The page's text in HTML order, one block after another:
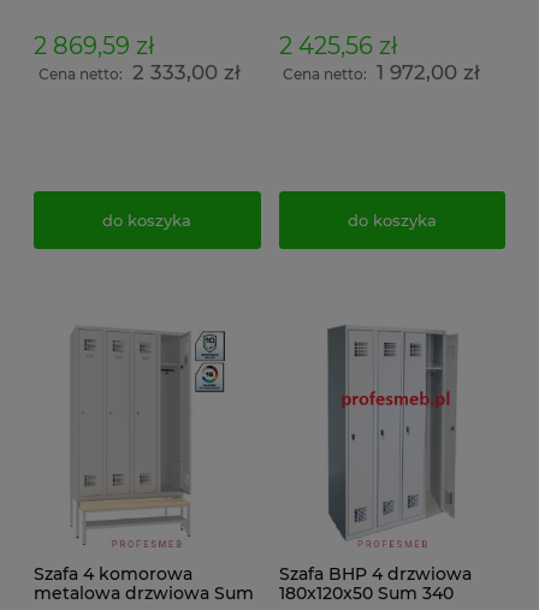
drewniana wysuwana Pw
431 półka na obuwie i
daszek skośny
2 869,59 zł
Cena netto: 2 333,00 zł
do koszyka
219x120x74,5
2 425,56 zł
Cena netto: 1 972,00 zł
do koszyka
Szafa 4 komorowa
metalowa drzwiowa Sum
Szafa BHP 4 drzwiowa
180x120x50 Sum 340